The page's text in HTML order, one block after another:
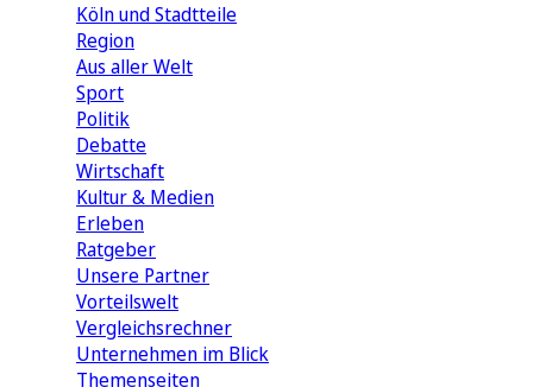
Köln und Stadtteile
Region
Aus aller Welt
Sport
Politik
Debatte
Wirtschaft
Kultur & Medien
Erleben
Ratgeber
Unsere Partner
Vorteilswelt
Vergleichsrechner
Unternehmen im Blick
Themenseiten